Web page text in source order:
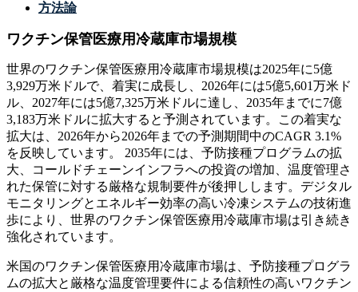
方法論
ワクチン保管医療用冷蔵庫市場規模
世界のワクチン保管医療用冷蔵庫市場規模は2025年に5億
3,929万米ドルで、着実に成長し、2026年には5億5,601万米ド
ル、2027年には5億7,325万米ドルに達し、2035年までに7億
3,183万米ドルに拡大すると予測されています。この着実な
拡大は、2026年から2026年までの予測期間中のCAGR 3.1%
を反映しています。 2035年には、予防接種プログラムの拡
大、コールドチェーンインフラへの投資の増加、温度管理さ
れた保管に対する厳格な規制要件が後押しします。デジタル
モニタリングとエネルギー効率の高い冷凍システムの技術進
歩により、世界のワクチン保管医療用冷蔵庫市場は引き続き
強化されています。
米国のワクチン保管医療用冷蔵庫市場は、予防接種プログラ
ムの拡大と厳格な温度管理要件による信頼性の高いワクチン